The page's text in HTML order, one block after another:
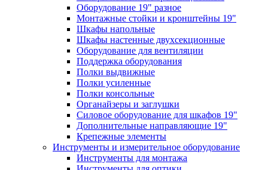
Оборудование 19" разное
Монтажные стойки и кронштейны 19"
Шкафы напольные
Шкафы настенные двухсекционные
Оборудование для вентиляции
Поддержка оборудования
Полки выдвижные
Полки усиленные
Полки консольные
Органайзеры и заглушки
Силовое оборудование для шкафов 19"
Дополнительные направляющие 19"
Крепежные элементы
Инструменты и измерительное оборудование
Инструменты для монтажа